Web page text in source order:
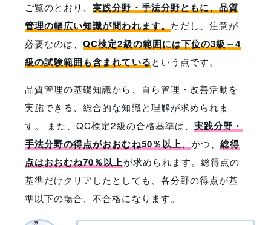
ご覧のとおり、実践分野・手法分野ともに、品質
管理の幅広い知識が問われます。ただし、注意が
必要なのは、QC検定2級の範囲には下位の3級～4
級の試験範囲も含まれているという点です。
品質管理の基礎知識から、自ら管理・改善活動を
実施できる、総合的な知識と理解が求められま
す。 また、QC検定2級の合格基準は、 実践分野・
手法分野の得点がおおむね50％以上、かつ、 総得
点はおおむね70％以上が求められます。総得点の
基準だけクリアしたとしても、各分野の得点が基
準以下の場合、不合格になります。